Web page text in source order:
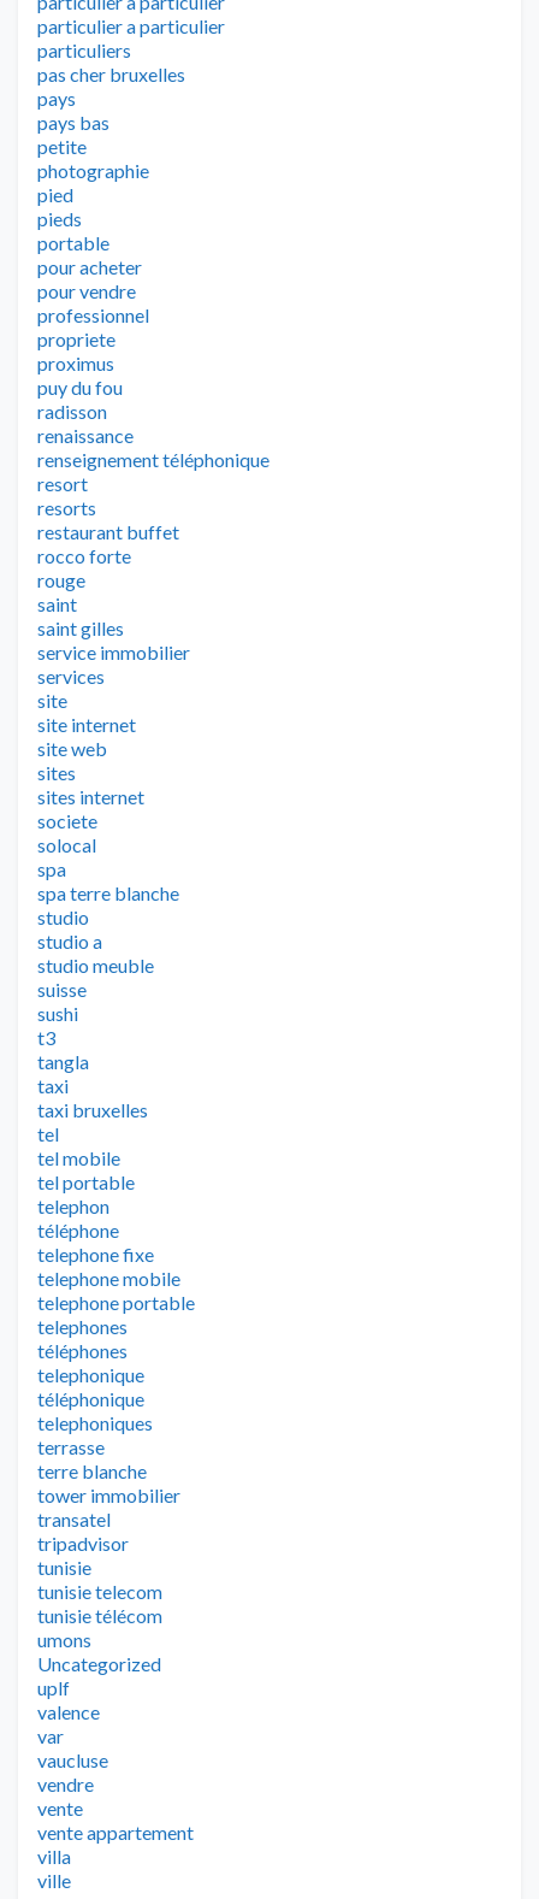
particulier a particulier
particuliers
pas cher bruxelles
pays
pays bas
petite
photographie
pied
pieds
portable
pour acheter
pour vendre
professionnel
propriete
proximus
puy du fou
radisson
renaissance
renseignement téléphonique
resort
resorts
restaurant buffet
rocco forte
rouge
saint
saint gilles
service immobilier
services
site
site internet
site web
sites
sites internet
societe
solocal
spa
spa terre blanche
studio
studio a
studio meuble
suisse
sushi
t3
tangla
taxi
taxi bruxelles
tel
tel mobile
tel portable
telephon
téléphone
telephone fixe
telephone mobile
telephone portable
telephones
téléphones
telephonique
téléphonique
telephoniques
terrasse
terre blanche
tower immobilier
transatel
tripadvisor
tunisie
tunisie telecom
tunisie télécom
umons
Uncategorized
uplf
valence
var
vaucluse
vendre
vente
vente appartement
villa
ville